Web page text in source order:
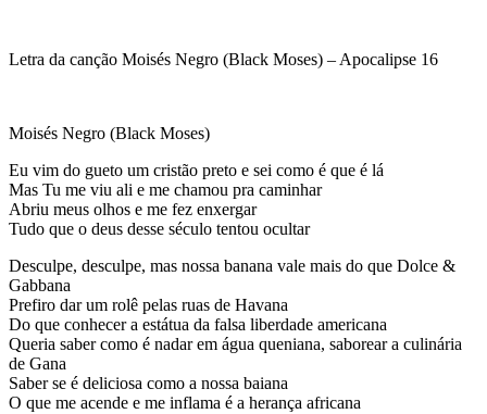
Letra da canção Moisés Negro (Black Moses) – Apocalipse 16
Moisés Negro (Black Moses)
Eu vim do gueto um cristão preto e sei como é que é lá
Mas Tu me viu ali e me chamou pra caminhar
Abriu meus olhos e me fez enxergar
Tudo que o deus desse século tentou ocultar
Desculpe, desculpe, mas nossa banana vale mais do que Dolce &
Gabbana
Prefiro dar um rolê pelas ruas de Havana
Do que conhecer a estátua da falsa liberdade americana
Queria saber como é nadar em água queniana, saborear a culinária
de Gana
Saber se é deliciosa como a nossa baiana
O que me acende e me inflama é a herança africana